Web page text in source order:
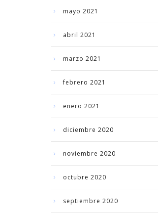
mayo 2021
abril 2021
marzo 2021
febrero 2021
enero 2021
diciembre 2020
noviembre 2020
octubre 2020
septiembre 2020